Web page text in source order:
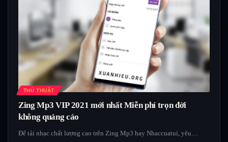
THỦ THUẬT
Zing Mp3 VIP 2021 mới nhất Miễn phí trọn đời
không quảng cáo
Để tải nhạc chất lượng cao trên Zing Mp3 hay Nhaccuatui, yêu…